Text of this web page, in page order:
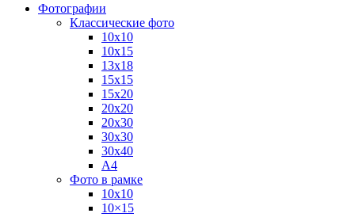
Фотографии
Классические фото
10х10
10х15
13х18
15х15
15х20
20х20
20х30
30х30
30х40
А4
Фото в рамке
10х10
10×15